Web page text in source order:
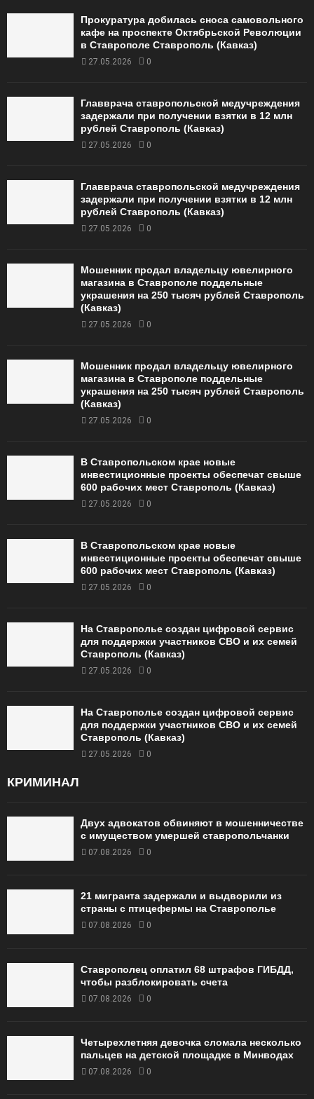
Прокуратура добилась сноса самовольного
кафе на проспекте Октябрьской Революции
в Ставрополе Ставрополь (Кавказ)
27.05.2026 0
Главврача ставропольской медучреждения
задержали при получении взятки в 12 млн
рублей Ставрополь (Кавказ)
27.05.2026 0
Главврача ставропольской медучреждения
задержали при получении взятки в 12 млн
рублей Ставрополь (Кавказ)
27.05.2026 0
Мошенник продал владельцу ювелирного
магазина в Ставрополе поддельные
украшения на 250 тысяч рублей Ставрополь
(Кавказ)
27.05.2026 0
Мошенник продал владельцу ювелирного
магазина в Ставрополе поддельные
украшения на 250 тысяч рублей Ставрополь
(Кавказ)
27.05.2026 0
В Ставропольском крае новые
инвестиционные проекты обеспечат свыше
600 рабочих мест Ставрополь (Кавказ)
27.05.2026 0
В Ставропольском крае новые
инвестиционные проекты обеспечат свыше
600 рабочих мест Ставрополь (Кавказ)
27.05.2026 0
На Ставрополье создан цифровой сервис
для поддержки участников СВО и их семей
Ставрополь (Кавказ)
27.05.2026 0
На Ставрополье создан цифровой сервис
для поддержки участников СВО и их семей
Ставрополь (Кавказ)
27.05.2026 0
КРИМИНАЛ
Двух адвокатов обвиняют в мошенничестве
с имуществом умершей ставропольчанки
07.08.2026 0
21 мигранта задержали и выдворили из
страны с птицефермы на Ставрополье
07.08.2026 0
Ставрополец оплатил 68 штрафов ГИБДД,
чтобы разблокировать счета
07.08.2026 0
Четырехлетняя девочка сломала несколько
пальцев на детской площадке в Минводах
07.08.2026 0